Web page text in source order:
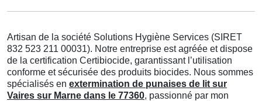
Artisan de la société Solutions Hygiène Services (SIRET
832 523 211 00031). Notre entreprise est agréée et dispose
de la certification Certibiocide, garantissant l’utilisation
conforme et sécurisée des produits biocides. Nous sommes
spécialisés en extermination de punaises de lit sur
Vaires sur Marne dans le 77360, passionné par mon